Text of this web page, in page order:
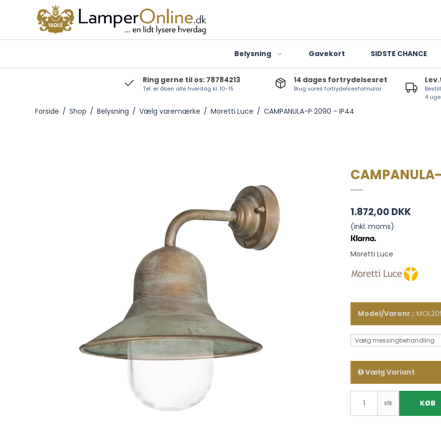
Belysning
Moretti Luce
Udendørslamper
Gavekort SIDSTE CHANCE
Ring gerne til os: 78784213
Tel. er åben alle hverdag kl. 10-15
14 dages fortrydelsesret
Brug vores fortrydelsesformular
4
Forside / Shop / Belysning / Vælg varemærke / Moretti Luce / CAMPANULA-P 2090 - IP44
1.872,00 DKK
(inkl. moms)
Moretti Luce
Model/Varenr.:
Vælg messingbehandling
Vælg Variant
stk KØB